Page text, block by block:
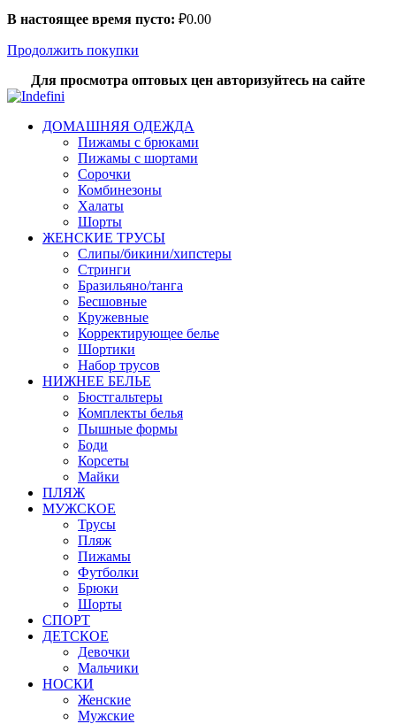
В настоящее время пусто: ₽0.00
Продолжить покупки
Для просмотра оптовых цен авторизуйтесь на сайте
ДОМАШНЯЯ ОДЕЖДА
Пижамы с брюками
Пижамы с шортами
Сорочки
Комбинезоны
Халаты
Шорты
ЖЕНСКИЕ ТРУСЫ
Слипы/бикини/хипстеры
Стринги
Бразильяно/танга
Бесшовные
Кружевные
Корректирующее белье
Шортики
Набор трусов
НИЖНЕЕ БЕЛЬЕ
Бюстгальтеры
Комплекты белья
Пышные формы
Боди
Корсеты
Майки
ПЛЯЖ
МУЖСКОЕ
Трусы
Пляж
Пижамы
Футболки
Брюки
Шорты
СПОРТ
ДЕТСКОЕ
Девочки
Мальчики
НОСКИ
Женские
Мужские